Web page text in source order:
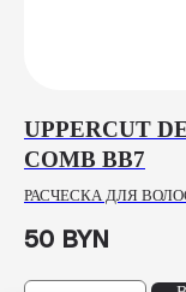
UPPERCUT
COMB BB7
РАСЧЕСКА ДЛЯ
50 BYN